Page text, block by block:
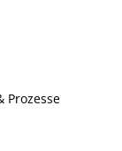
Prozesse